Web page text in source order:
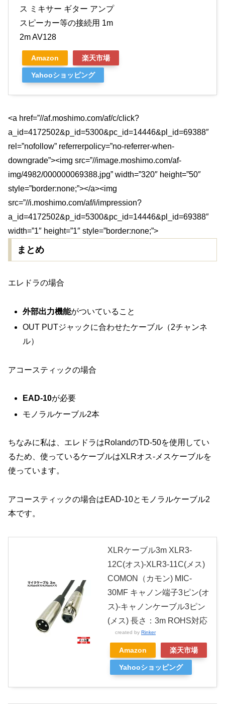
ス ミキサー ギター アンプ
スピーカー等の接続用 1m
2m AV128
Amazon 楽天市場
Yahooショッピング
<a href=”//af.moshimo.com/af/c/click?
a_id=4172502&p_id=5300&pc_id=14446&pl_id=69388″
rel=”nofollow” referrerpolicy=”no-referrer-when-
downgrade”><img src=”//image.moshimo.com/af-
img/4982/000000069388.jpg” width=”320″ height=”50″
style=”border:none;”></a><img
src=”//i.moshimo.com/af/i/impression?
a_id=4172502&p_id=5300&pc_id=14446&pl_id=69388″
width=”1″ height=”1″ style=”border:none;”>
まとめ
エレドラの場合
外部出力機能がついていること
OUT PUTジャックに合わせたケーブル（2チャンネ
ル）
アコースティックの場合
EAD-10が必要
モノラルケーブル2本
ちなみに私は、エレドラはRolandのTD-50を使用してい
るため、使っているケーブルはXLRオス-メスケーブルを
使っています。
アコースティックの場合はEAD-10とモノラルケーブル2
本です。
XLRケーブル3m XLR3-
12C(オス)-XLR3-11C(メス)
COMON（カモン) MIC-
30MF キャノン端子3ピン(オ
ス)-キャノンケーブル3ピン
(メス) 長さ：3m ROHS対応
created by Rinker
Amazon 楽天市場
Yahooショッピング